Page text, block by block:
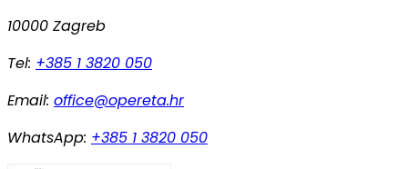
10000 Zagreb
Tel: +385 1 3820 050
Email: office@opereta.hr
WhatsApp: +385 1 3820 050